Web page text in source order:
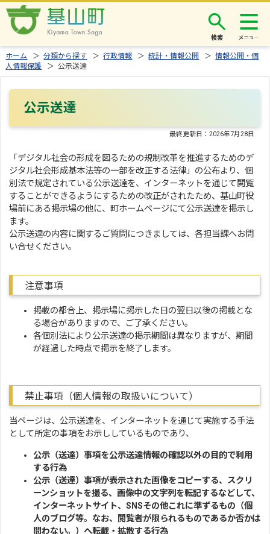
検索
ホーム ＞分類から探す ＞行政情報 ＞統計・情報公開 ＞情報公開・個
人情報保護 ＞ 公示送達
公示送達
最終更新日：2026年7月28日
「デジタル社会の形成を図るための規制改革を推進するためのデ
ジタル社会形成基本法等の一部を改正する法律」の公布より、個
別法で規定されている公示送達を、インターネットを通じて閲覧
することができるようにするための改正がされたため、基山町役
場前にある掲示場の他に、町ホームページにて公示送達を掲示し
ます。
公示送達の内容に関するご質問につきましては、各担当課へお問
い合せください。
注意事項
掲載の都合上、掲示場に掲示した日の翌日以後の掲載とな
る場合がありますので、ご了承ください。
各個別法により公示送達の掲示期間は異なりますが、期間
が経過した時点で掲示を終了します。
禁止事項（個人情報の取扱いについて）
当ページは、公示送達を、インターネットを通じて実施する手法
として所定の事項をお示ししているものであり、
公示（送達）事項を公示送達情報の確認以外の目的で利用
する行為
公示（送達）事項が表示された画像をコピーする、スクリ
ーンショットを撮る、画像中の文字列を転記するなどして、
インターネットサイト、SNSその他これに準ずるもの（個
人のブログ等。なお、閲覧者が限られるものであるか否かは
問わない。）へ転載・拡散する行為